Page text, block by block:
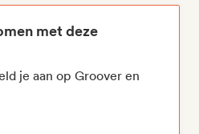
met deze
je aan op Groover en